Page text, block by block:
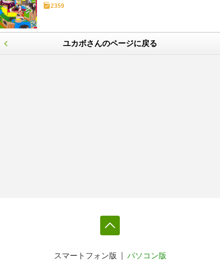
2359
ユカボさんのページに戻る
スマートフォン版 パソコン版